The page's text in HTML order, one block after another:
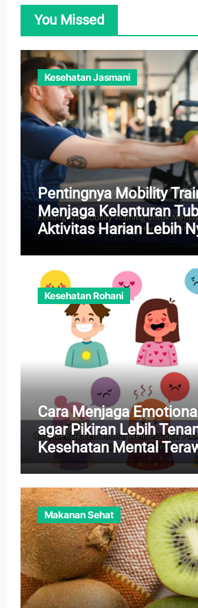
You Missed
Kesehatan Jasmani
Pentingnya Mobility
Menjaga Kelenturan
Aktivitas Harian Lebih
Kesehatan Rohani
Cara Menjaga
agar Pikiran Lebih
Kesehatan Mental
Makanan Sehat